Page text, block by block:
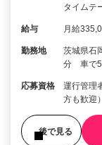
タイムテ
給与 月給
勤務地
茨城県石
分 車で5
応募資格
運行管理
方も歓迎）
後で見る